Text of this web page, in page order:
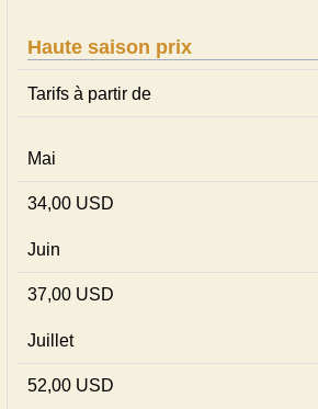
Haute saison prix
Tarifs à partir de
Mai
34,00 USD
Juin
37,00 USD
Juillet
52,00 USD